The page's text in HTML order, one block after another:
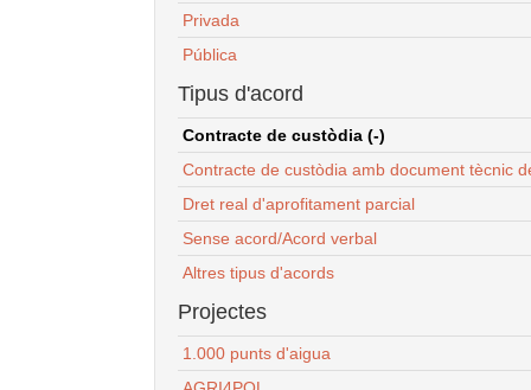
Privada
Pública
Tipus d'acord
Contracte de custòdia (-)
Contracte de custòdia amb document tècnic
Dret real d'aprofitament parcial
Sense acord/Acord verbal
Altres tipus d'acords
Projectes
1.000 punts d'aigua